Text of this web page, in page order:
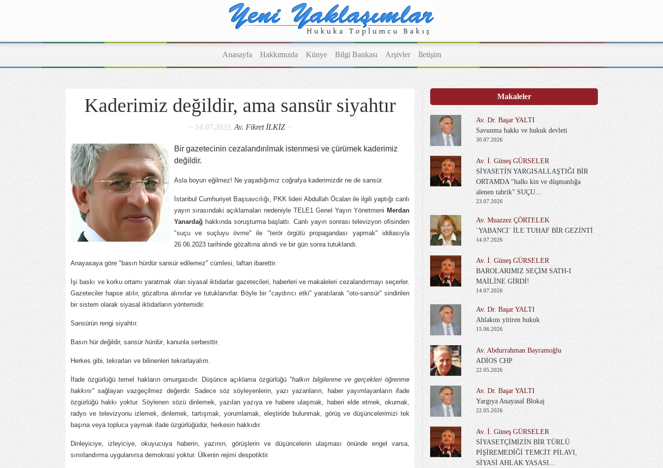
Anasayfa Hakkımızda Künye Bilgi Bankası Arşivler İletişim
Kaderimiz değildir, ama sansür siyahtır
~ 14.07.2023, Av. Fikret İLKİZ ~
Bir gazetecinin cezalandırılmak istenmesi ve çürümek kaderimiz
değildir.
Asla boyun eğilmez! Ne yaşadığımız coğrafya kaderimizdir ne de sansür.
İstanbul Cumhuriyet Başsavcılığı, PKK lideri Abdullah Öcalan ile ilgili yaptığı canlı
yayın sırasındaki açıklamaları nedeniyle TELE1 Genel Yayın Yönetmeni Merdan
Yanardağ hakkında soruşturma başlattı. Canlı yayın sonrası televizyon ofisinden
"suçu ve suçluyu övme" ile "terör örgütü propagandası yapmak" iddiasıyla
26.06.2023 tarihinde gözaltına alındı ve bir gün sonra tutuklandı.
Anayasaya göre "basın hürdür sansür edilemez" cümlesi, laftan ibarettir.
İşi baskı ve korku ortamı yaratmak olan siyasal iktidarlar gazetecileri, haberleri ve makaleleri cezalandırmayı seçerler.
Gazeteciler hapse atılır, gözaltına alınırlar ve tutuklanırlar. Böyle bir "caydırıcı etki" yaratılarak "oto-sansür" sindirilen
bir sistem olarak siyasal iktidarların yöntemidir.
Sansürün rengi siyahtır.
Basın hür değildir, sansür hürdür, kanunla serbesttir.
Herkes gibi, tekrarları ve bilinenleri tekrarlayalım.
İfade özgürlüğü temel hakların omurgasıdır. Düşünce açıklama özgürlüğü "halkın bilgilenme ve gerçekleri öğrenme
hakkını" sağlayan vazgeçilmez değerdir. Sadece söz söyleyenlerin, yazı yazanların, haber yayımlayanların ifade
özgürlüğü hakkı yoktur. Söylenen sözü dinlemek, yazılan yazıya ve habere ulaşmak, haberi elde etmek, okumak,
radyo ve televizyonu izlemek, dinlemek, tartışmak, yorumlamak, eleştiride bulunmak, görüş ve düşüncelerimizi tek
başına veya topluca yaymak ifade özgürlüğüdür, herkesin hakkıdır.
Dinleyiciye, izleyiciye, okuyucuya haberin, yazının, görüşlerin ve düşüncelerin ulaşması önünde engel varsa,
sınırlandırma uygulanırsa demokrasi yoktur. Ülkenin rejimi despotiktir.
Makaleler
Av. Dr. Başar YALTI
Savunma hakkı ve hukuk devleti
30.07.2026
Av. İ. Güneş GÜRSELER
SİYASETİN YARGISALLAŞTIĞI BİR
ORTAMDA “halkı kin ve düşmanlığa
alenen tahrik” SUÇU...
23.07.2026
Av. Muazzez ÇÖRTELEK
`YABANCI` İLE TUHAF BİR GEZİNTİ
14.07.2026
Av. İ. Güneş GÜRSELER
BAROLARIMIZ SEÇİM SATH-I
MAİLİNE GİRDİ!
14.07.2026
Av. Dr. Başar YALTI
Ahlakını yitiren hukuk
15.06.2026
Av. Abdurrahman Bayramoğlu
ADİOS CHP
22.05.2026
Av. Dr. Başar YALTI
Yargıya Anayasal Blokaj
22.05.2026
Av. İ. Güneş GÜRSELER
SİYASETÇİMİZİN BİR TÜRLÜ
PİŞİREMEDİĞİ TEMCİT PİLAVI,
SİYASİ AHLAK YASASI...